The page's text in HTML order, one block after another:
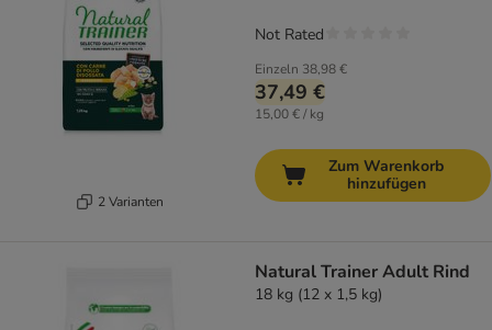
2 Varianten
Einzeln 38,98 €
37,49 €
15,00 € / kg
Not Rated
Zum Warenkorb
hinzufügen
Natural Trainer Adult Rind
18 kg (12 x 1,5 kg)